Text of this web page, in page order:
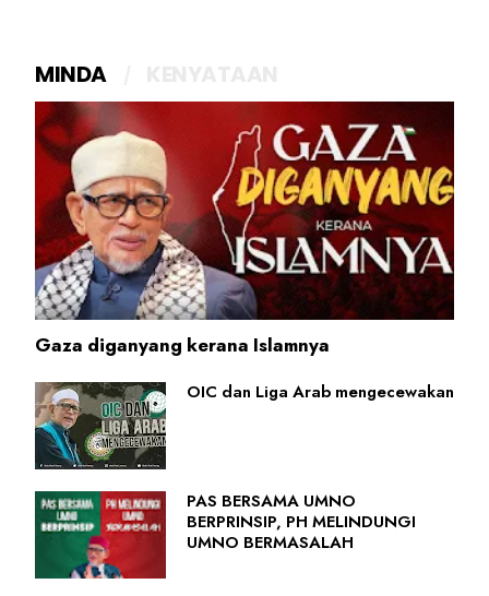
MINDA
Gaza diganyang kerana Islamnya
OIC dan Liga Arab mengecewakan
PAS BERSAMA UMNO
BERPRINSIP, PH MELINDUNGI
UMNO BERMASALAH